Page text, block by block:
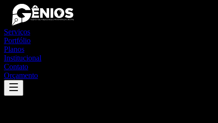
Serviços
Portfólio
Planos
Institucional
Contato
Orçamento